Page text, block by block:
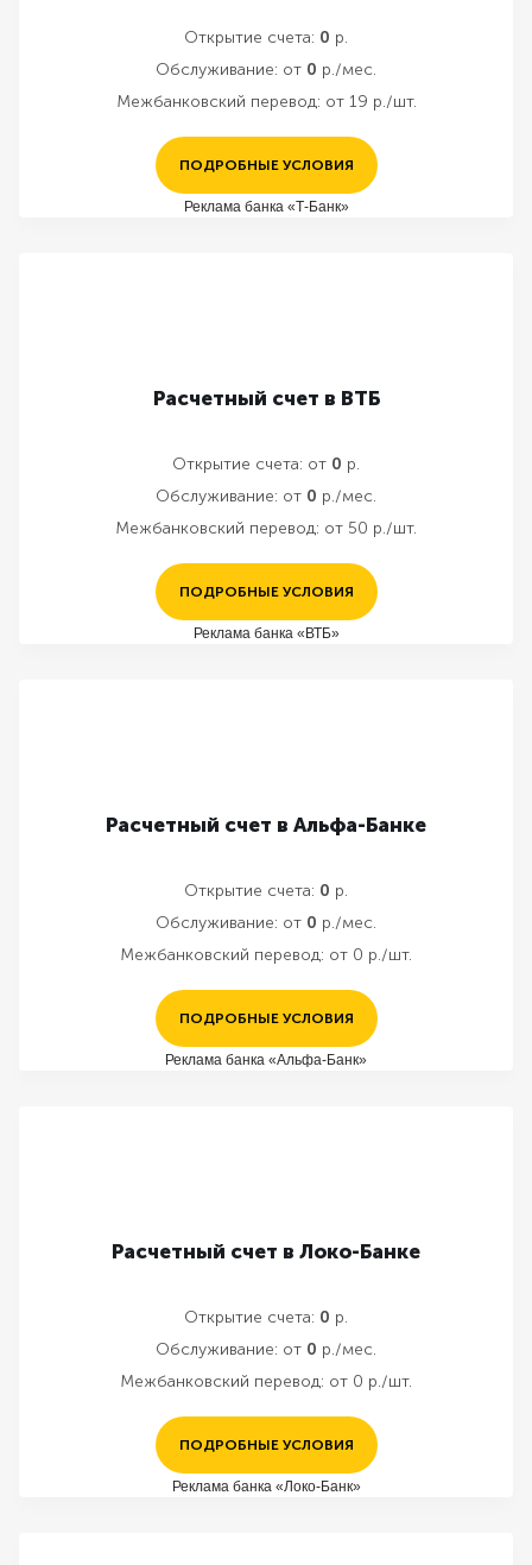
Открытие счета: 0 р.
Обслуживание: от 0 р./мес.
Межбанковский перевод: от 19 р./шт.
ПОДРОБНЫЕ УСЛОВИЯ
Реклама банка «Т-Банк»
Расчетный счет в ВТБ
Открытие счета: от 0 р.
Обслуживание: от 0 р./мес.
Межбанковский перевод: от 50 р./шт.
ПОДРОБНЫЕ УСЛОВИЯ
Реклама банка «ВТБ»
Расчетный счет в Альфа-Банке
Открытие счета: 0 р.
Обслуживание: от 0 р./мес.
Межбанковский перевод: от 0 р./шт.
ПОДРОБНЫЕ УСЛОВИЯ
Реклама банка «Альфа-Банк»
Расчетный счет в Локо-Банке
Открытие счета: 0 р.
Обслуживание: от 0 р./мес.
Межбанковский перевод: от 0 р./шт.
ПОДРОБНЫЕ УСЛОВИЯ
Реклама банка «Локо-Банк»